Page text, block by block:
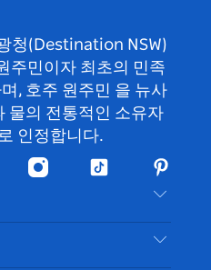
청(Destination NSW)
주민이자 최초의 민족
, 호주 원주민 을 뉴사
물의 전통적인 소유자
인정합니다.
인
타
틱
핀
터
레
스